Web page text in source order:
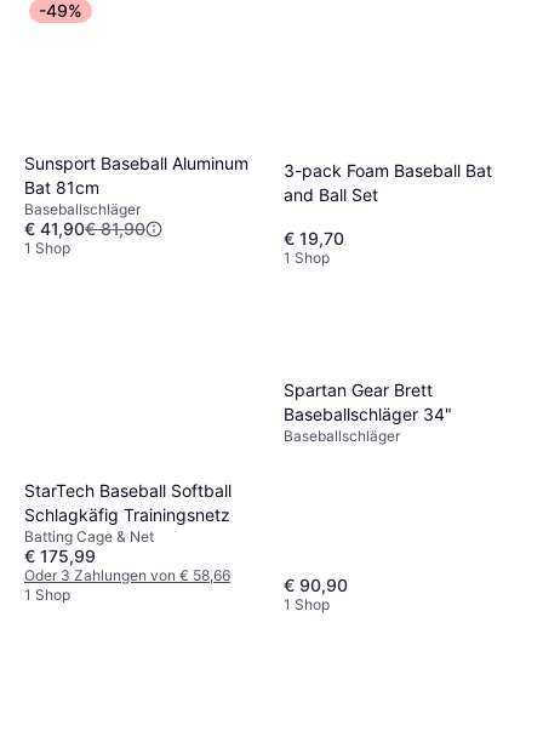
-49%
Sunsport Baseball Aluminum
Bat 81cm
Baseballschläger
€ 41,90€ 81,90
1 Shop
3-pack Foam Baseball Bat
and Ball Set
€ 19,70
1 Shop
StarTech Baseball Softball
Schlagkäfig Trainingsnetz
Batting Cage & Net
€ 175,99
Oder 3 Zahlungen von € 58,66
1 Shop
Spartan Gear Brett
Baseballschläger 34"
Baseballschläger
€ 90,90
1 Shop